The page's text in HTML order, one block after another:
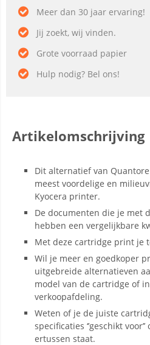
Meer dan 30 jaar ervaring!
Jij zoekt, wij vinden.
Grote voorraad papier
Hulp nodig? Bel ons!
Artikelomschrijving
Dit alternatief van
meest voordelige en
Kyocera printer.
De documenten die je met
hebben een vergelijkbare
Met deze cartridge print je
Wil je meer en goedkoper
uitgebreide alternatieven
model van de cartridge of
verkoopafdeling.
Weten of je de juiste
specificaties ‘’geschikt
ertussen staat.